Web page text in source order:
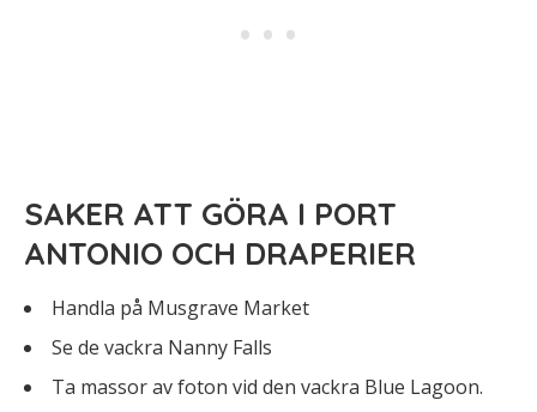
SAKER ATT GÖRA I PORT
ANTONIO OCH DRAPERIER
Handla på Musgrave Market
Se de vackra Nanny Falls
Ta massor av foton vid den vackra Blue Lagoon.